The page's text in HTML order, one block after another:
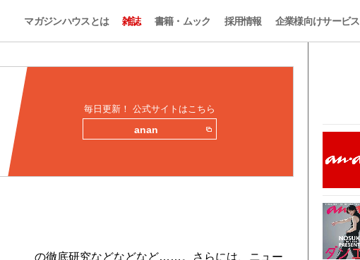
マガジンハウスとは 雑誌 書籍・ムック 採用情報 企業様向けサービス
毎日更新！ 公式サイトはこちら
anan
の徹底研究などなどなど……。さらには、ニュー